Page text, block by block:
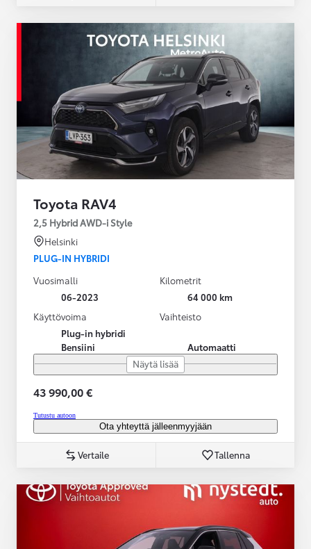
Toyota RAV4
2,5 Hybrid AWD-i Style
Helsinki
PLUG-IN HYBRIDI
Vuosimalli
06-2023
Kilometrit
64 000 km
Käyttövoima
Plug-in hybridi
Bensiini
Vaihteisto
Automaatti
Näytä lisää
43 990,00 €
Tutustu autoon
Ota yhteyttä jälleenmyyjään
Vertaile Tallenna